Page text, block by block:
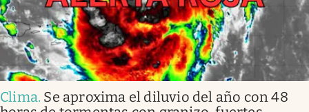
Clima. Se aproxima el diluvio del año con 48